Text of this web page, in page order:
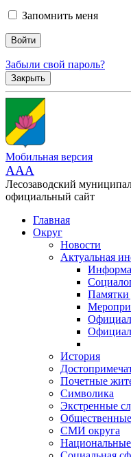
Запомнить меня
Забыли свой пароль?
Закрыть
Мобильная версия
AAA
Лесозаводский
официальный сайт
Главная
Округ
Новости
Актуальная
Памятки
История
Почетные
Символика
Экстренные
СМИ округа